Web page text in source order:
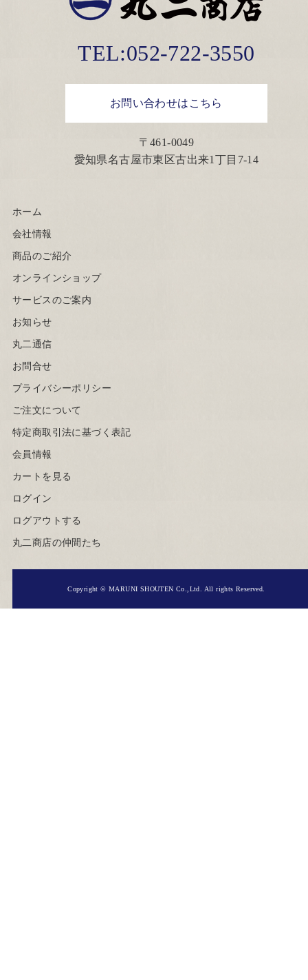
TEL:052-722-3550
お問い合わせはこちら
〒461-0049
愛知県名古屋市東区古出来1丁目7-14
ホーム
会社情報
商品のご紹介
オンラインショップ
サービスのご案内
お知らせ
丸二通信
お問合せ
プライバシーポリシー
ご注文について
特定商取引法に基づく表記
会員情報
カートを見る
ログイン
ログアウトする
丸二商店の仲間たち
Copyright © MARUNI SHOUTEN Co.,Ltd. All rights Reserved.